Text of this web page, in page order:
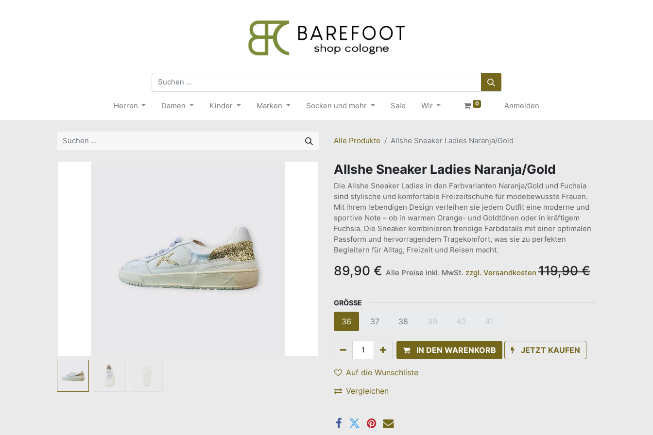
Herren Damen Kinder Marken Socken und mehr Sale Wir 0 Anmelden
Alle Produkte Allshe Sneaker Ladies Naranja/Gold
Allshe Sneaker Ladies Naranja/Gold
Die Allshe Sneaker Ladies in den Farbvarianten Naranja/Gold und Fuchsia
sind stylische und komfortable Freizeitschuhe für modebewusste Frauen.
Mit ihrem lebendigen Design verleihen sie jedem Outfit eine moderne und
sportive Note – ob in warmen Orange- und Goldtönen oder in kräftigem
Fuchsia. Die Sneaker kombinieren trendige Farbdetails mit einer optimalen
Passform und hervorragendem Tragekomfort, was sie zu perfekten
Begleitern für Alltag, Freizeit und Reisen macht.
89,90 € Alle Preise inkl. MwSt. zzgl. Versandkosten 119,90€
GRÖSSE
36 37 38 39 40 41
IN DEN WARENKORB JETZT KAUFEN
Auf die Wunschliste
Vergleichen